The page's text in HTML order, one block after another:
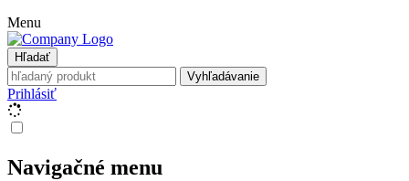
Menu
Hľadať
Vyhľadávanie
Prihlásiť
Navigačné menu